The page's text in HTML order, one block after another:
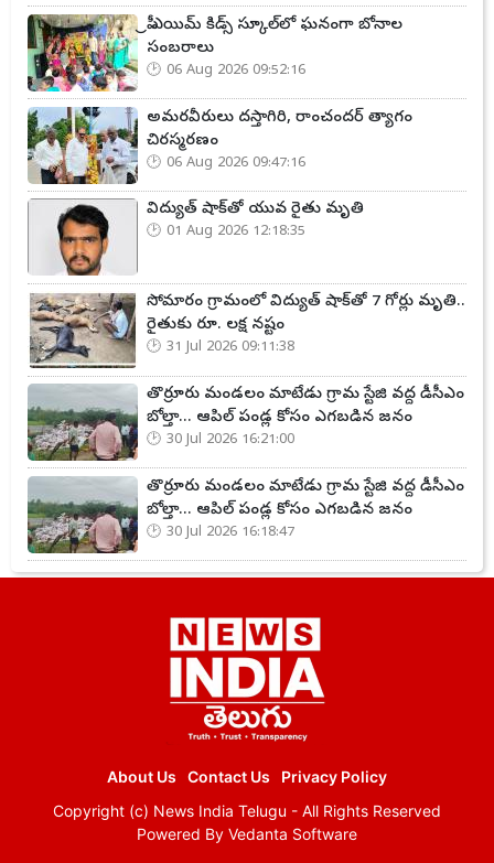
ప్రీ ఎయిమ్ కిడ్స్ స్కూల్‌లో ఘనంగా బోనాల
సంబరాలు
06 Aug 2026 09:52:16
అమరవీరులు దస్తాగిరి, రాంచందర్ త్యాగం
చిరస్మరణం
06 Aug 2026 09:47:16
విద్యుత్ షాక్‌తో యువ రైతు మృతి
01 Aug 2026 12:18:35
సోమారం గ్రామంలో విద్యుత్ షాక్‌తో 7 గోర్లు మృతి..
రైతుకు రూ. లక్ష నష్టం
31 Jul 2026 09:11:38
తొర్రూరు మండలం మాటేడు గ్రామ స్టేజి వద్ద డీసీఎం
బోల్తా... ఆపిల్ పండ్ల కోసం ఎగబడిన జనం
30 Jul 2026 16:21:00
తొర్రూరు మండలం మాటేడు గ్రామ స్టేజి వద్ద డీసీఎం
బోల్తా... ఆపిల్ పండ్ల కోసం ఎగబడిన జనం
30 Jul 2026 16:18:47
About Us Contact Us
Privacy Policy
Copyright (c) News India Telugu - All Rights Reserved
Powered By Vedanta Software